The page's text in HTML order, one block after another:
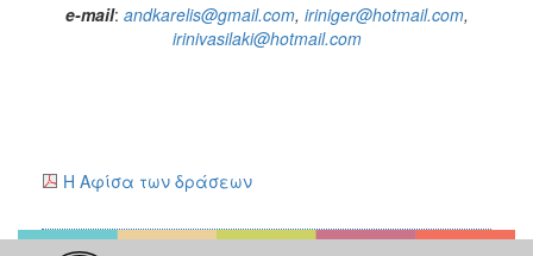
e-mail: andkarelis@gmail.com, iriniger@hotmail.com,
irinivasilaki@hotmail.com
Η Αφίσα των δράσεων